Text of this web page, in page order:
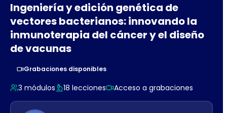
Ingeniería y edición genética de
vectores bacterianos: innovando la
inmunoterapia del cáncer y el diseño
de vacunas
Grabaciones disponibles
3 módulos 18 lecciones Acceso a grabaciones